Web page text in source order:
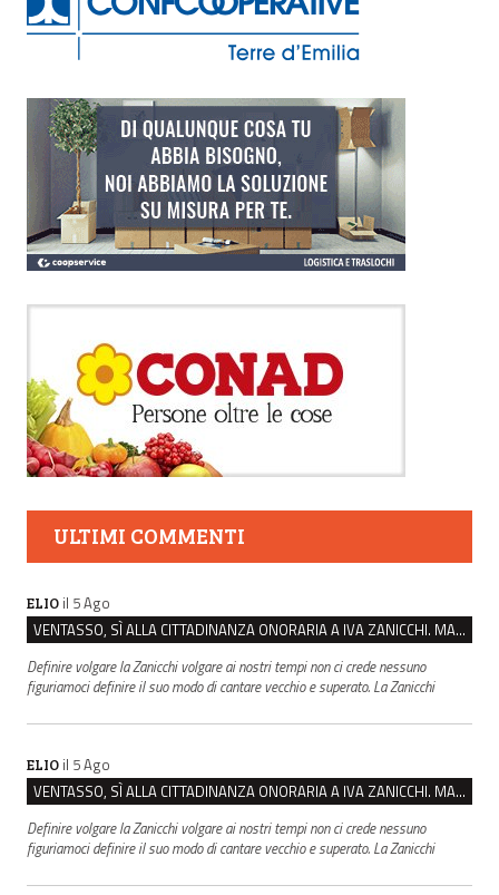
ULTIMI COMMENTI
ELIO il 5 Ago
VENTASSO, SÌ ALLA CITTADINANZA ONORARIA A IVA ZANICCHI. MA BARGIACCHI: “È DI PESSIMO GUSTO”
Definire volgare la Zanicchi volgare ai nostri tempi non ci crede nessuno
figuriamoci definire il suo modo di cantare vecchio e superato. La Zanicchi
ELIO il 5 Ago
VENTASSO, SÌ ALLA CITTADINANZA ONORARIA A IVA ZANICCHI. MA BARGIACCHI: “È DI PESSIMO GUSTO”
Definire volgare la Zanicchi volgare ai nostri tempi non ci crede nessuno
figuriamoci definire il suo modo di cantare vecchio e superato. La Zanicchi